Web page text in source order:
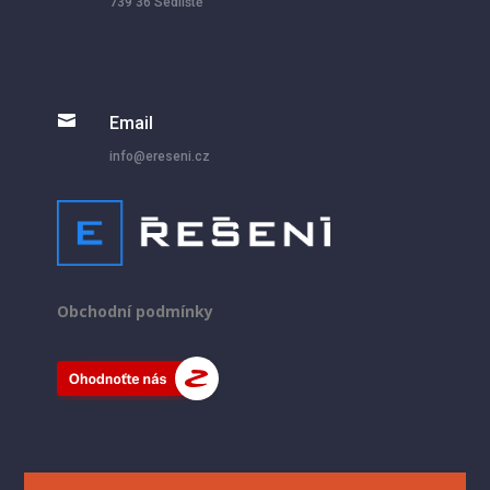
 Email
info@ereseni.cz
Obchodní podmínky